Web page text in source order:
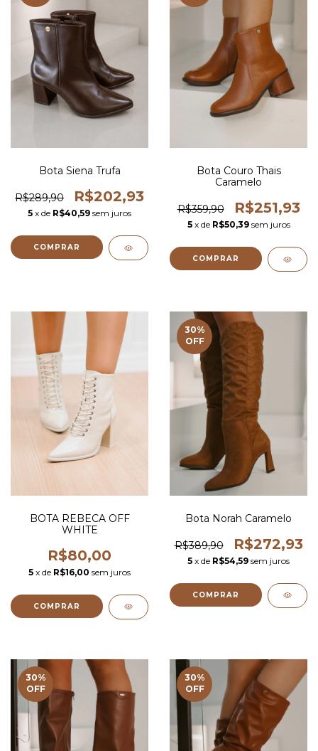
Bota Siena Trufa
R$289,90 R$202,93
5 x de R$40,59 sem juros
COMPRAR
Bota Couro Thais
Caramelo
R$359,90 R$251,93
5 x de R$50,39 sem juros
COMPRAR
BOTA REBECA OFF
WHITE
R$80,00
5 x de R$16,00 sem juros
COMPRAR
30%
OFF
Bota Norah Caramelo
R$389,90 R$272,93
5 x de R$54,59 sem juros
COMPRAR
30%
OFF
30%
OFF